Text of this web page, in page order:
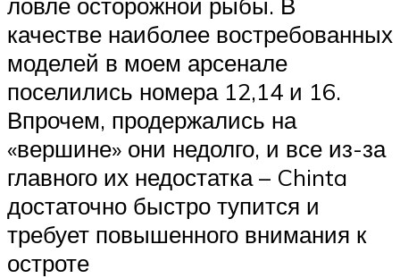
качестве наиболее востребованных
моделей в моем арсенале
поселились номера 12,14 и 16.
Впрочем, продержались на
«вершине» они недолго, и все из-за
главного их недостатка – Chinta
достаточно быстро тупится и
требует повышенного внимания к
остроте